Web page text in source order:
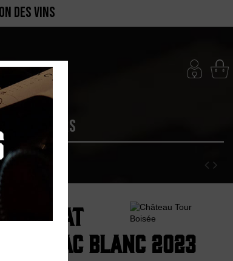
DES VINS
Serrat
Peyriac Blanc 2023